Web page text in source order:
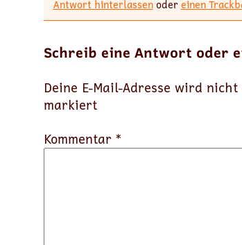
Antwort hinterlassenodereinen
Schreib eine Antwort oder
Deine E-Mail-Adresse wird
markiert
Kommentar *